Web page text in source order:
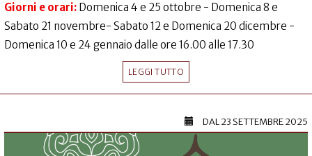
Giorni e orari: Domenica 4 e 25 ottobre - Domenica 8 e
Sabato 21 novembre- Sabato 12 e Domenica 20 dicembre -
Domenica 10 e 24 gennaio dalle ore 16.00 alle 17.30
LEGGI TUTTO
DAL23 SETTEMBRE 2025